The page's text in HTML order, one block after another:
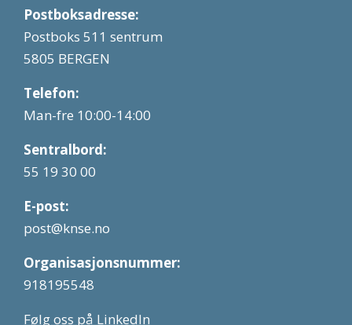
Postboksadresse:
Postboks 511 sentrum
5805 BERGEN
Telefon:
Man-fre 10:00-14:00
Sentralbord:
55 19 30 00
E-post:
post@knse.no
Organisasjonsnummer:
918195548
Følg oss på LinkedIn